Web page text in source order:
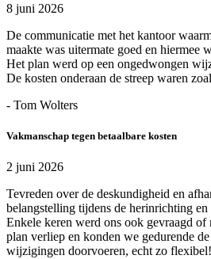
8 juni 2026
De communicatie met het kantoor
maakte was uitermate goed en hiermee
Het plan werd op een ongedwongen
De kosten onderaan de streep waren
- Tom Wolters
Vakmanschap tegen betaalbare kosten
2 juni 2026
Tevreden over de deskundigheid en
belangstelling tijdens de herinrichting
Enkele keren werd ons ook gevraagd of
plan verliep en konden we gedurende
wijzigingen doorvoeren, echt zo flexibel!